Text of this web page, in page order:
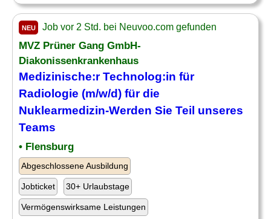
NEU Job vor 2 Std. bei Neuvoo.com gefunden
MVZ Prüner Gang GmbH-
Diakonissenkrankenhaus
Medizinische:r Technolog:in für
Radiologie (m/w/d) für die
Nuklearmedizin-Werden Sie Teil unseres
Teams
• Flensburg
Abgeschlossene Ausbildung
Jobticket 30+ Urlaubstage
Vermögenswirksame Leistungen